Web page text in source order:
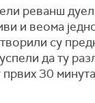
реванш дуел
и веома
су
да ту
првих 30